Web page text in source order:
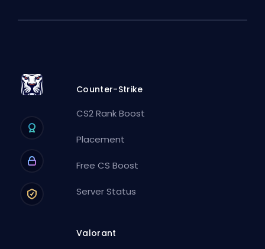
Counter-Strike
CS2 Rank Boost
Placement
Free CS Boost
Server Status
Valorant